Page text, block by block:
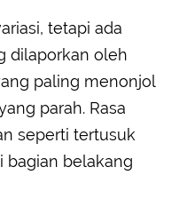
tetapi ada
dilaporkan oleh
paling menonjol
parah. Rasa
seperti tertusuk
bagian belakang